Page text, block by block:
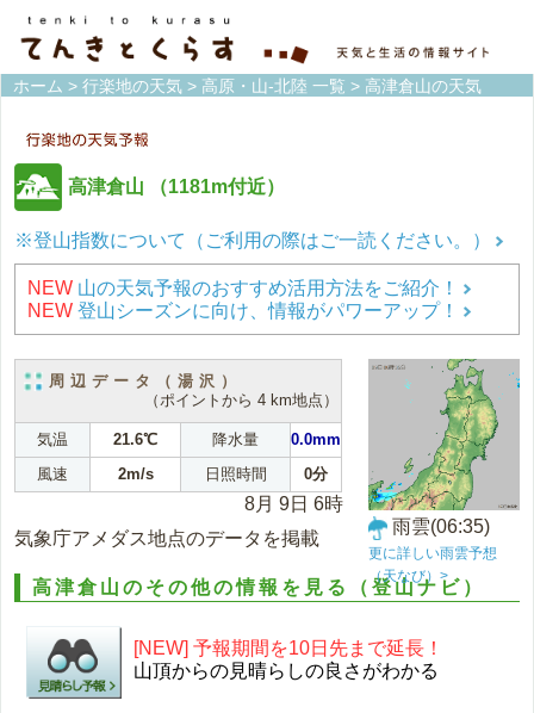
ホーム > 行楽地の天気 > 高原・山-北陸 一覧 > 高津倉山の天気
高津倉山 （1181m付近）
※登山指数について（ご利用の際はご一読ください。）
NEW 山の天気予報のおすすめ活用方法をご紹介！
NEW 登山シーズンに向け、情報がパワーアップ！
周辺データ（湯沢）
（ポイントから 4 km地点）
気温 21.6℃ 降水量
0.0mm
風速
2m/s 日照時間 0分
8月 9日 6時
気象庁アメダス地点のデータを掲載
雨雲(06:35)
更に詳しい雨雲予想
（天なび）>
高津倉山のその他の情報を見る（登山ナビ）
[NEW] 予報期間を10日先まで延長！
山頂からの見晴らしの良さがわかる